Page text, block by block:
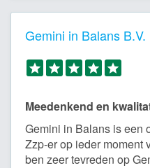
Gemini in Balans B.V.
Meedenkend en
Gemini in Balans is een
Zzp-er op ieder moment
ben zeer tevreden op